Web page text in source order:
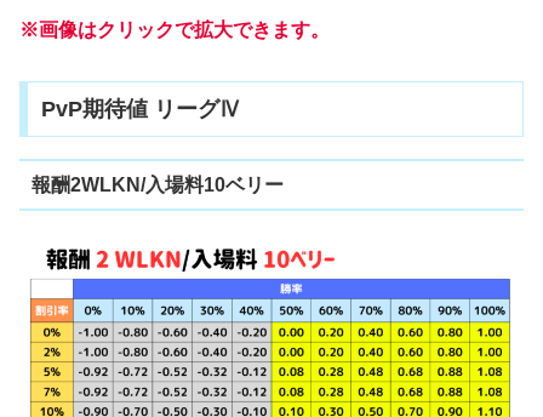
※画像はクリックで拡大できます。
PvP期待値 リーグⅣ
報酬2WLKN/入場料10ベリー